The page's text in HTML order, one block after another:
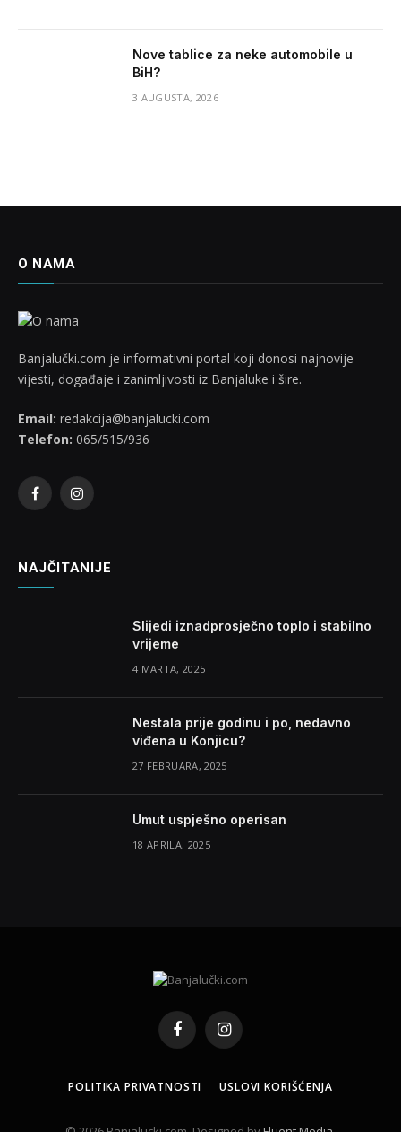
Nove tablice za neke automobile u
BiH?
3 AUGUSTA, 2026
O NAMA
Banjalučki.com je informativni portal koji donosi najnovije
vijesti, događaje i zanimljivosti iz Banjaluke i šire.
Email: redakcija@banjalucki.com
Telefon: 065/515/936
FacebookInstagram
NAJČITANIJE
Slijedi iznadprosječno toplo i stabilno
vrijeme
4 MARTA, 2025
Nestala prije godinu i po, nedavno
viđena u Konjicu?
27 FEBRUARA, 2025
Umut uspješno operisan
18 APRILA, 2025
FacebookInstagram
POLITIKA PRIVATNOSTI USLOVI KORIŠĆENJA